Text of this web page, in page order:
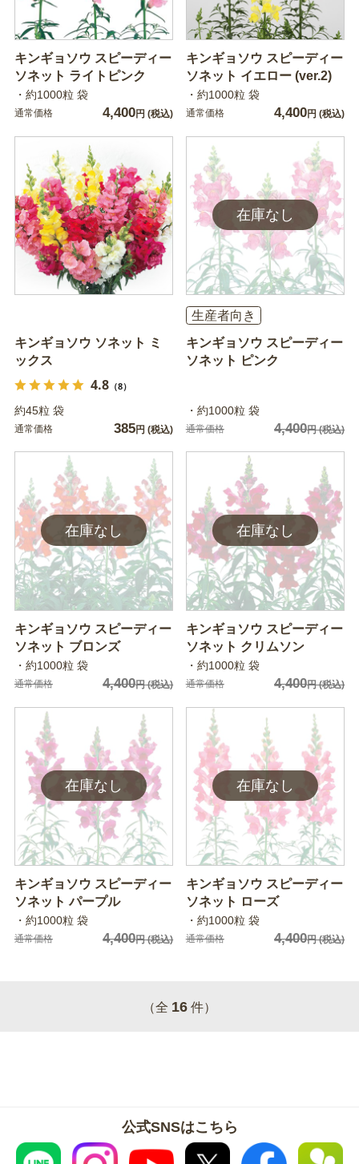
キンギョソウ スピーディー
ソネット ライトピンク
・約1000粒 袋
通常価格 4,400円 (税込)
キンギョソウ スピーディー
ソネット イエロー (ver.2)
・約1000粒 袋
通常価格 4,400円 (税込)
キンギョソウ ソネット ミ
ックス
4.8（8）
約45粒 袋
通常価格 385円 (税込)
生産者向き
キンギョソウ スピーディー
ソネット ピンク
・約1000粒 袋
通常価格 4,400円(税込)
キンギョソウ スピーディー
ソネット ブロンズ
・約1000粒 袋
通常価格 4,400円(税込)
キンギョソウ スピーディー
ソネット クリムソン
・約1000粒 袋
通常価格 4,400円(税込)
キンギョソウ スピーディー
ソネット パープル
・約1000粒 袋
通常価格 4,400円(税込)
キンギョソウ スピーディー
ソネット ローズ
・約1000粒 袋
通常価格 4,400円(税込)
（全 16 件）
公式SNSはこちら